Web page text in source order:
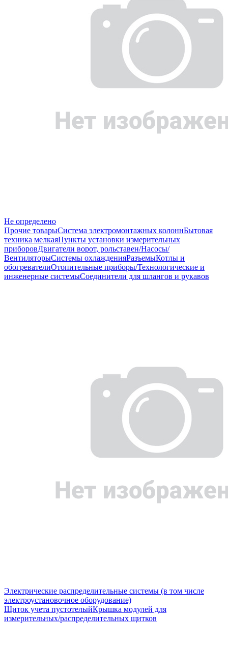
Не определено
Прочие товарыСистема электромонтажных колоннБытовая
техника мелкаяПункты установки измерительных
приборовДвигатели ворот, рольставен/Насосы/
ВентиляторыСистемы охлажденияРазъемыКотлы и
обогревателиОтопительные приборы/Технологические и
инженерные системыСоединители для шлангов и рукавов
Электрические распределительные системы (в том числе
электроустановочное оборудование)
Щиток учета пустотелыйКрышка модулей для
измерительных/распределительных щитков